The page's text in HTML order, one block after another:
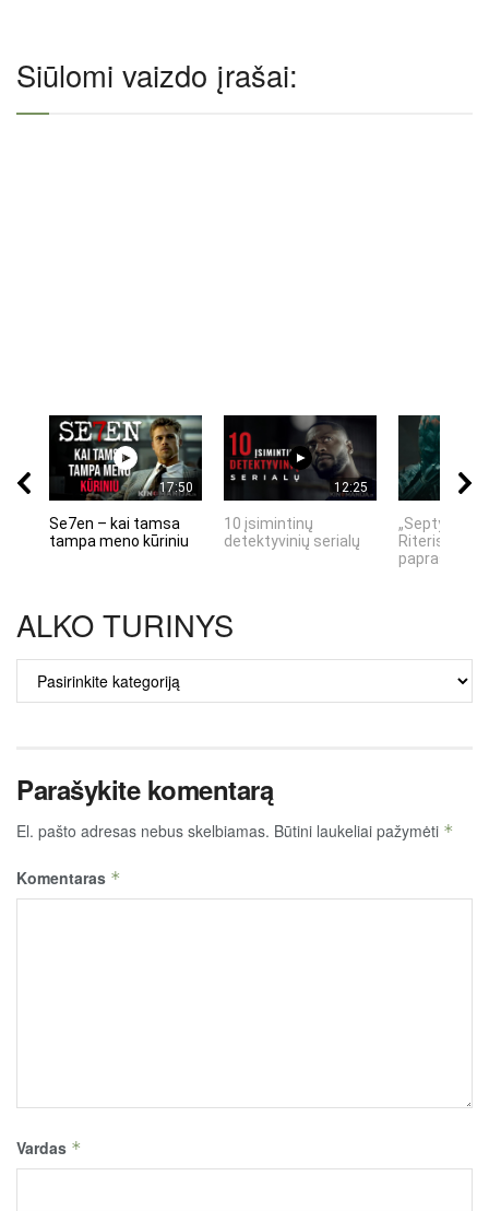
Siūlomi vaizdo įrašai:
17:50
Se7en – kai tamsa
tampa meno kūriniu
12:25
10 įsimintinų
detektyvinių serialų
„Septynių
Riteris" – kai
ALKO TURINYS
ALKO
TURINYS
Parašykite komentarą
El. pašto adresas nebus skelbiamas. Būtini laukeliai pažymėti *
Komentaras *
Vardas *